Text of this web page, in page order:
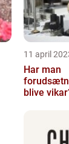
11 april
Har man
blive